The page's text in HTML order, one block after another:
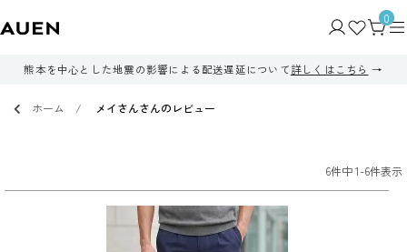
0
熊本を中心とした地震の影響による配送遅延について詳しくはこちら
ホーム メイさんさんのレビュー
6件中1-6件表示